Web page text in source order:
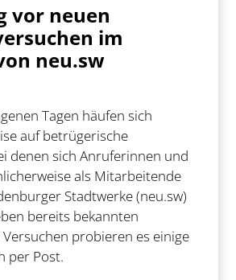
vor neuen
im
neu.sw
Tagen häufen sich
auf betrügerische
denen sich Anruferinnen und
als Mitarbeitende
Stadtwerke (neu.sw)
bereits bekannten
probieren es einige
per Post.